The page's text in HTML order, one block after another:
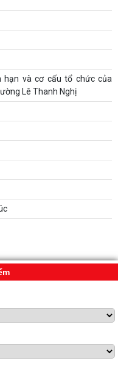
hạn và cơ cấu tổ chức của
Lê Thanh Nghị